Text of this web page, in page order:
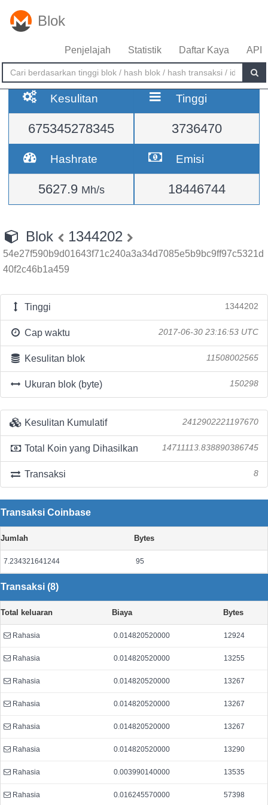
Blok
Penjelajah Statistik Daftar Kaya API
Kesulitan
675345278345
Tinggi
3736470
Hashrate
5627.9 Mh/s
Emisi
18446744
Blok 1344202
54e27f590b9d01643f71c240a3a34d7085e5b9bc9ff97c5321d
40f2c46b1a459
Tinggi 1344202
Cap waktu 2017-06-30 23:16:53 UTC
Kesulitan blok 11508002565
Ukuran blok (byte) 150298
Kesulitan Kumulatif 2412902221197670
Total Koin yang Dihasilkan 14711113.838890386745
Transaksi 8
Transaksi Coinbase
Jumlah Bytes
7.234321641244 95
Transaksi (8)
Total keluaran Biaya Bytes
Rahasia 0.014820520000 12924
Rahasia 0.014820520000 13255
Rahasia 0.014820520000 13267
Rahasia 0.014820520000 13267
Rahasia 0.014820520000 13267
Rahasia 0.014820520000 13290
Rahasia 0.003990140000 13535
Rahasia 0.016245570000 57398